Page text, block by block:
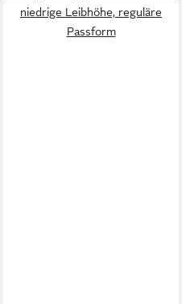
niedrige Leibhöhe, reguläre
Passform